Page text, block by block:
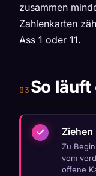
zusammen
Zahlenkarten
Ass 1 oder 11.
So läuft
Ziehen
Zu
vom
offene